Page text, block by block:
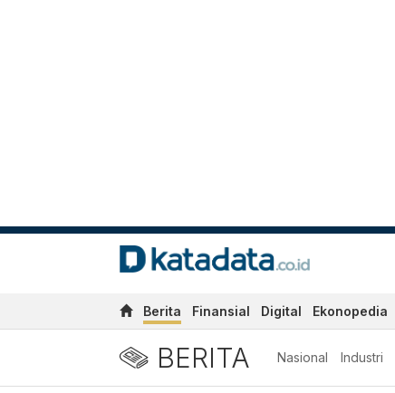
Berita Finansial Digital Ekonopedia
BERITA Nasional Industri